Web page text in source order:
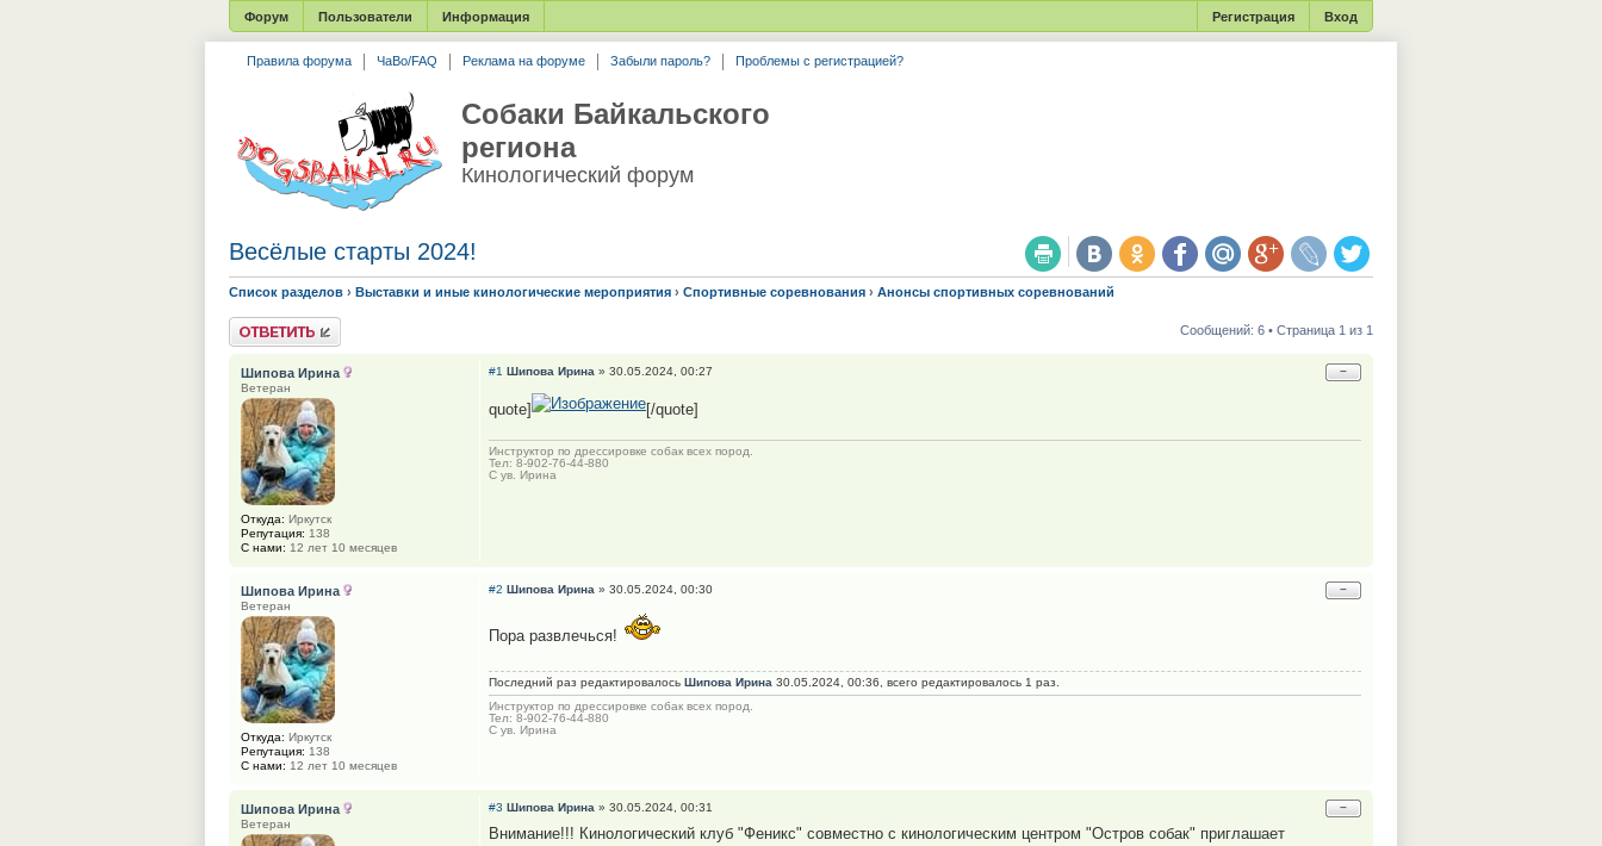
Форум Пользователи Информация Вход
Регистрация
Правила форума ЧаВо/FAQ Реклама на форуме Забыли пароль? Проблемы с регистрацией?
Собаки Байкальского
региона
Кинологический форум
Весёлые старты 2024!
Список разделов › Выставки и иные кинологические мероприятия › Спортивные соревнования › Анонсы спортивных соревнований
Ответить Сообщений: 6 • Страница 1 из 1
−
#1 Шипова Ирина » 30.05.2024, 00:27
quote] [/quote]
Инструктор по дрессировке собак всех пород.
Тел: 8-902-76-44-880
С ув. Ирина
Шипова Ирина
Ветеран
Откуда: Иркутск
Репутация: 138
С нами: 12 лет 10 месяцев
−
#2 Шипова Ирина » 30.05.2024, 00:30
Пора развлечься!
Последний раз редактировалось Шипова Ирина 30.05.2024, 00:36, всего редактировалось 1 раз.
Инструктор по дрессировке собак всех пород.
Тел: 8-902-76-44-880
С ув. Ирина
Шипова Ирина
Ветеран
Откуда: Иркутск
Репутация: 138
С нами: 12 лет 10 месяцев
−
#3 Шипова Ирина » 30.05.2024, 00:31
Внимание!!! Кинологический клуб "Феникс" совместно с кинологическим центром "Остров собак" приглашает
Шипова Ирина
Ветеран